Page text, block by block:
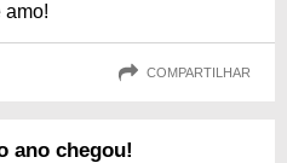
amo!
COMPARTILHAR
ano chegou!